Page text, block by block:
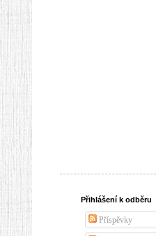
Přihlášení k odběru
Příspěvky